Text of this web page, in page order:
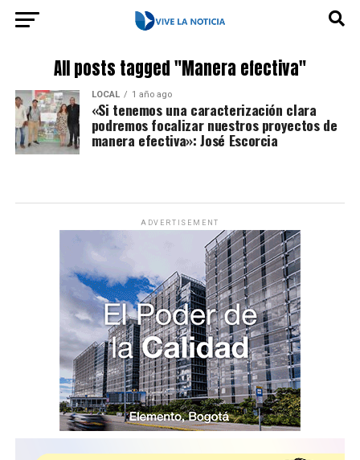
All posts tagged "Manera efectiva"
LOCAL 1 año ago
«Si tenemos una caracterización clara
podremos focalizar nuestros proyectos de
manera efectiva»: José Escorcia
ADVERTISEMENT